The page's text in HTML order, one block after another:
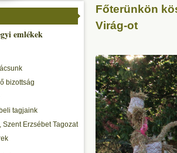
emlékek
bizottság
tagjaink
Szent Erzsébet Tagozat
Főterünkön
Virág-ot